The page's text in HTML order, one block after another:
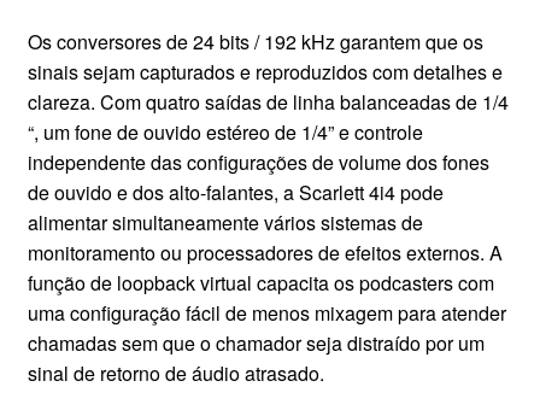
Os conversores de 24 bits / 192 kHz garantem que os
sinais sejam capturados e reproduzidos com detalhes e
clareza. Com quatro saídas de linha balanceadas de 1/4
“, um fone de ouvido estéreo de 1/4” e controle
independente das configurações de volume dos fones
de ouvido e dos alto-falantes, a Scarlett 4i4 pode
alimentar simultaneamente vários sistemas de
monitoramento ou processadores de efeitos externos. A
função de loopback virtual capacita os podcasters com
uma configuração fácil de menos mixagem para atender
chamadas sem que o chamador seja distraído por um
sinal de retorno de áudio atrasado.